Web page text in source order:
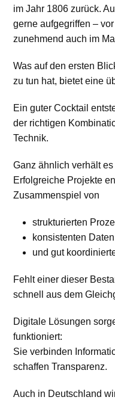
im Jahr 1806 zurück.
gerne aufgegriffen –
zunehmend auch im
Was auf den ersten
zu tun hat, bietet eine
Ein guter Cocktail
der richtigen
Technik.
Ganz ähnlich verhält
Erfolgreiche Projekte
Zusammenspiel von
strukturierten
konsistenten Daten
und gut
Fehlt einer dieser
schnell aus dem
Digitale Lösungen
funktioniert:
Sie verbinden
schaffen Transparenz.
Auch in Deutschland